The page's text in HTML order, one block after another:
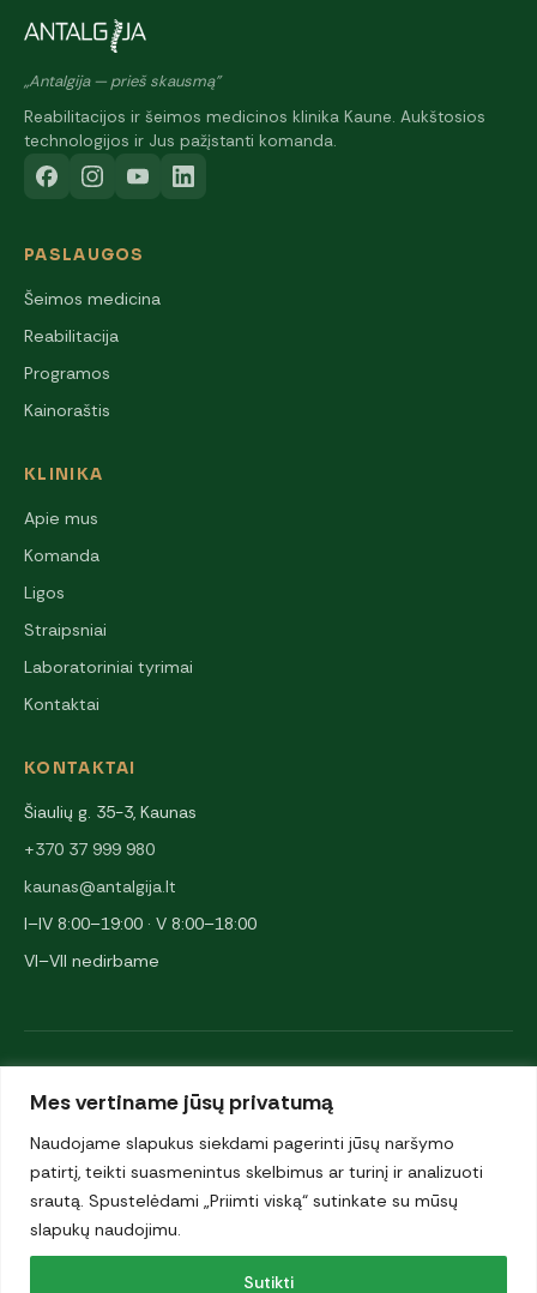
Mes vertiname jūsų privatumą
Naudojame slapukus siekdami pagerinti jūsų naršymo
patirtį, teikti suasmenintus skelbimus ar turinį ir analizuoti
srautą. Spustelėdami „Priimti viską“ sutinkate su mūsų
slapukų naudojimu.
Sutikti
„Antalgija — prieš skausmą"
Reabilitacijos ir šeimos medicinos klinika Kaune. Aukštosios
technologijos ir Jus pažįstanti komanda.
PASLAUGOS
Šeimos medicina
Reabilitacija
Programos
Kainoraštis
KLINIKA
Apie mus
Komanda
Ligos
Straipsniai
Laboratoriniai tyrimai
Kontaktai
KONTAKTAI
Šiaulių g. 35-3, Kaunas
+370 37 999 980
kaunas@antalgija.lt
I–IV 8:00–19:00 · V 8:00–18:00
VI–VII nedirbame